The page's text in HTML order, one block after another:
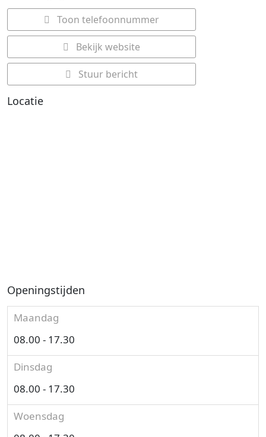
Toon telefoonnummer
Bekijk website
Stuur bericht
Locatie
Openingstijden
Maandag
08.00 - 17.30
Dinsdag
08.00 - 17.30
Woensdag